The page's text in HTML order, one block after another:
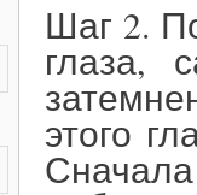
Шаг 2.
глаза,
этого